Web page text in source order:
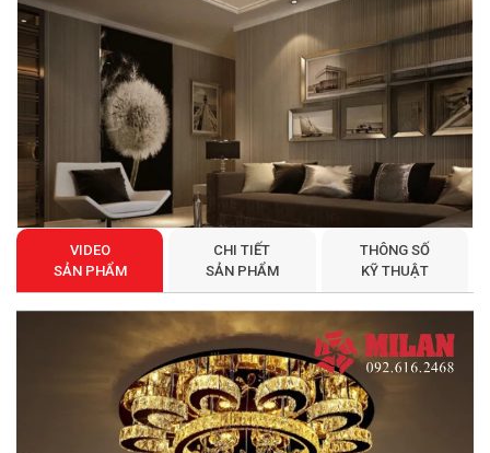
VIDEO
SẢN PHẨM
CHI TIẾT
SẢN PHẨM
THÔNG SỐ
KỸ THUẬT